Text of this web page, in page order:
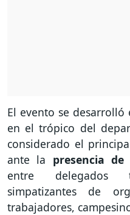
El evento se
en el trópico del
considerado el
ante la presencia
entre delegados
simpatizantes de
trabajadores,